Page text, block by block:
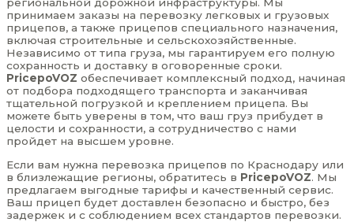
принимаем заказы на перевозку легковых и грузовых
прицепов, а также прицепов специального назначения,
включая строительные и сельскохозяйственные.
Независимо от типа груза, мы гарантируем его полную
сохранность и доставку в оговоренные сроки.
PricepoVOZ обеспечивает комплексный подход, начиная
от подбора подходящего транспорта и заканчивая
тщательной погрузкой и креплением прицепа. Вы
можете быть уверены в том, что ваш груз прибудет в
целости и сохранности, а сотрудничество с нами
пройдет на высшем уровне.
Если вам нужна перевозка прицепов по Краснодару или
в близлежащие регионы, обратитесь в PricepoVOZ. Мы
предлагаем выгодные тарифы и качественный сервис.
Ваш прицеп будет доставлен безопасно и быстро, без
задержек и с соблюдением всех стандартов перевозки.